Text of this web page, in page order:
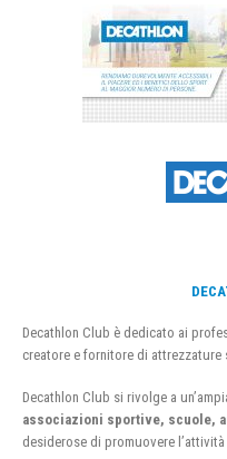
Decathlon Club è dedicato ai
creatore e fornitore di
Decathlon Club si rivolge a
associazioni sportive, scuole,
desiderose di promuovere